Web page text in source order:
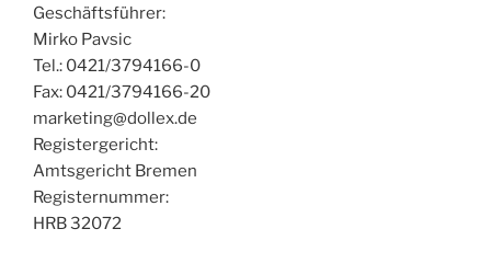
Geschäftsführer:
Mirko Pavsic
Tel.: 0421/3794166-0
Fax: 0421/3794166-20
marketing@dollex.de
Registergericht:
Amtsgericht Bremen
Registernummer:
HRB 32072